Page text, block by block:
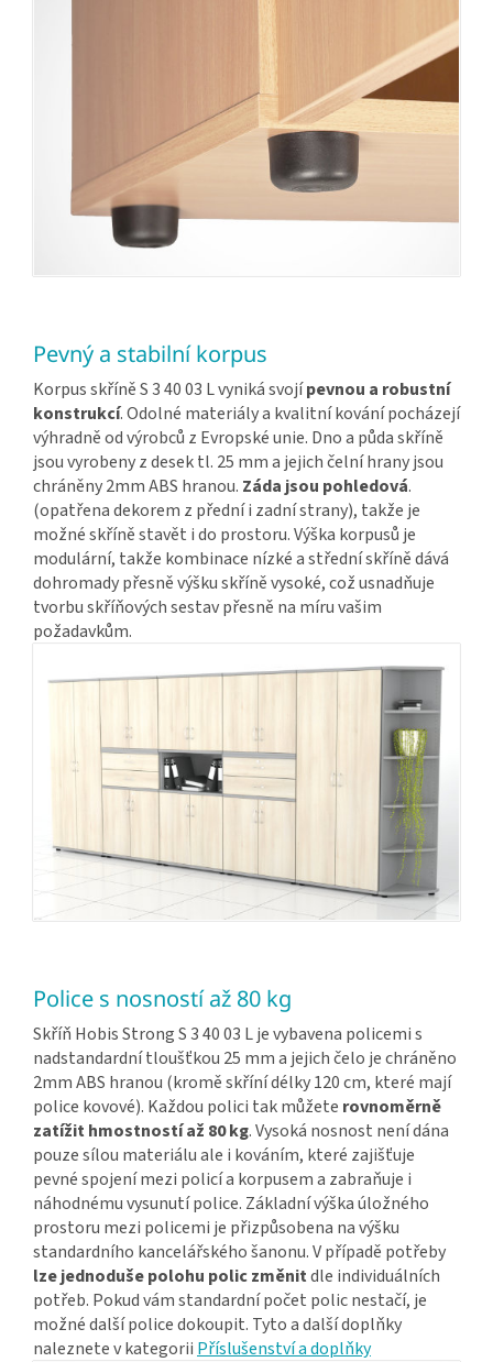
Pevný a stabilní korpus
Korpus skříně S 3 40 03 L vyniká svojípevnou a robustní
konstrukcí. Odolné materiály a kvalitní kování pocházejí
výhradně od výrobců z Evropské unie. Dno a půda skříně
jsou vyrobeny z desek tl. 25 mm a jejich čelní hrany jsou
chráněny 2mm ABS hranou. Záda jsou pohledová.
(opatřena dekorem z přední i zadní strany), takže je
možné skříně stavět i do prostoru. Výška korpusů je
modulární, takže kombinace nízké a střední skříně dává
dohromady přesně výšku skříně vysoké, což usnadňuje
tvorbu skříňových sestav přesně na míru vašim
požadavkům.
Police s nosností až 80 kg
Skříň Hobis Strong S 3 40 03 L je vybavena policemi s
nadstandardní tloušťkou 25 mm a jejich čelo je chráněno
2mm ABS hranou (kromě skříní délky 120 cm, které mají
police kovové). Každou polici tak můžete rovnoměrně
zatížit hmostností až 80 kg. Vysoká nosnost není dána
pouze sílou materiálu ale i kováním, které zajišťuje
pevné spojení mezi policí a korpusem a zabraňuje i
náhodnému vysunutí police. Základní výška úložného
prostoru mezi policemi je přizpůsobena na výšku
standardního kancelářského šanonu. V případě potřeby
lze jednoduše polohu polic změnitdle individuálních
potřeb. Pokud vám standardní počet polic nestačí, je
možné další police dokoupit. Tyto a další doplňky
naleznete v kategorii Příslušenství a doplňky